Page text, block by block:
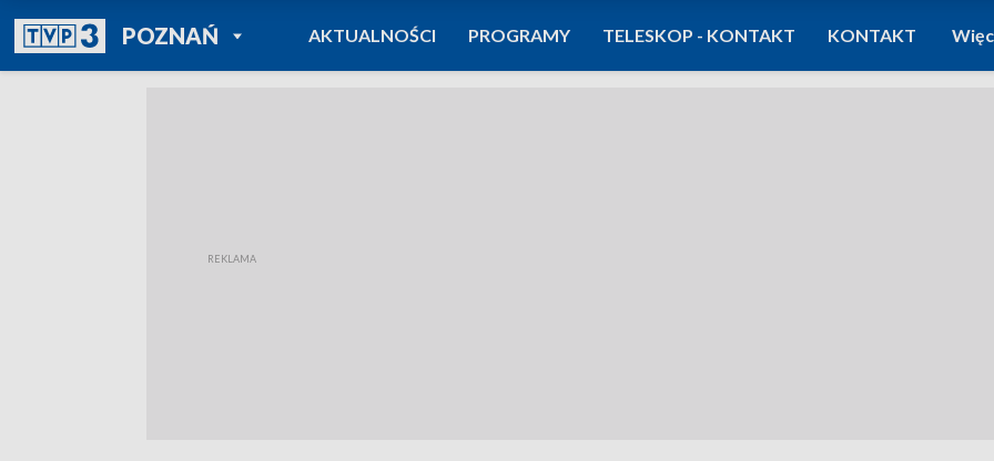
POZNAŃPOWRÓT DO
TVP REGIONY
AKTUALNOŚCI PROGRAMY TELESKOP - KONTAKT KONTAKT